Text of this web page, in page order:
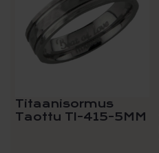
Titaanisormus
Taottu TI-415-5MM
muunnelma.
Voit
tehdä
valinnat
tuotteen